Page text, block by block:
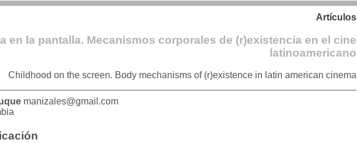
Artículos
en la pantalla. Mecanismos corporales de (r)existencia en el cine
latinoamericano
Childhood on the screen. Body mechanisms of (r)existence in latin american cinema
manizales@gmail.com